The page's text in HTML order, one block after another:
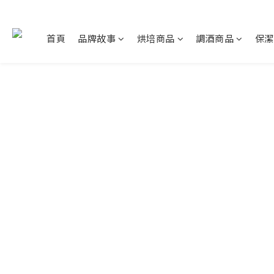
首頁 品牌故事 烘培商品 調酒商品 保